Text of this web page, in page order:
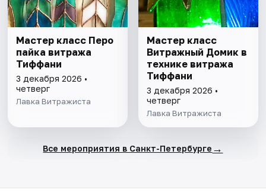
Мастер класс Перо
пайка витража
Тиффани
3 декабря 2026 •
четверг
Лавка Витражиста
Мастер класс
Витражный Домик в
технике витража
Тиффани
3 декабря 2026 •
четверг
Лавка Витражиста
Все мероприятия в Санкт-Петербурге →